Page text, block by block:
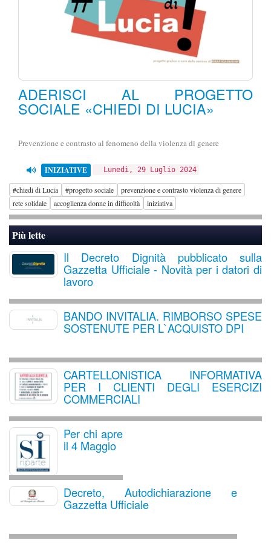
ADERISCI AL PROGETTO
SOCIALE «CHIEDI DI LUCIA»
Prevenzione e contrasto al fenomeno della violenza di genere
INIZIATIVE Lunedì, 29 Luglio 2024
#chiedi di Lucia #progetto sociale
prevenzione e contrasto violenza di genere
rete solidale
accoglienza donne in difficoltà iniziativa
Più lette
Il Decreto Dignità pubblicato sulla
Gazzetta Ufficiale - Novità per i datori di
lavoro
BANDO INVITALIA. RIMBORSO SPESE
SOSTENUTE PER L`ACQUISTO DPI
CARTELLONISTICA INFORMATIVA
PER I CLIENTI DEGLI ESERCIZI
COMMERCIALI
Per chi apre
il 4 Maggio
Decreto, Autodichiarazione e
Gazzetta Ufficiale